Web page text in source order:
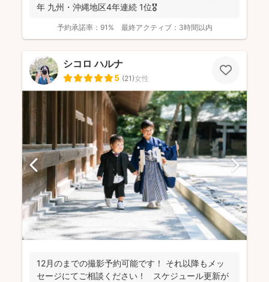
年 九州・沖縄地区4年連続 1位🎖️
予約承諾率： 91% 最終アクティブ： 3時間以内
シコロ ハルナ
5 (21)女性
12月のまでの撮影予約可能です！ それ以降もメッ
セージにてご相談ください！ スケジュール更新が